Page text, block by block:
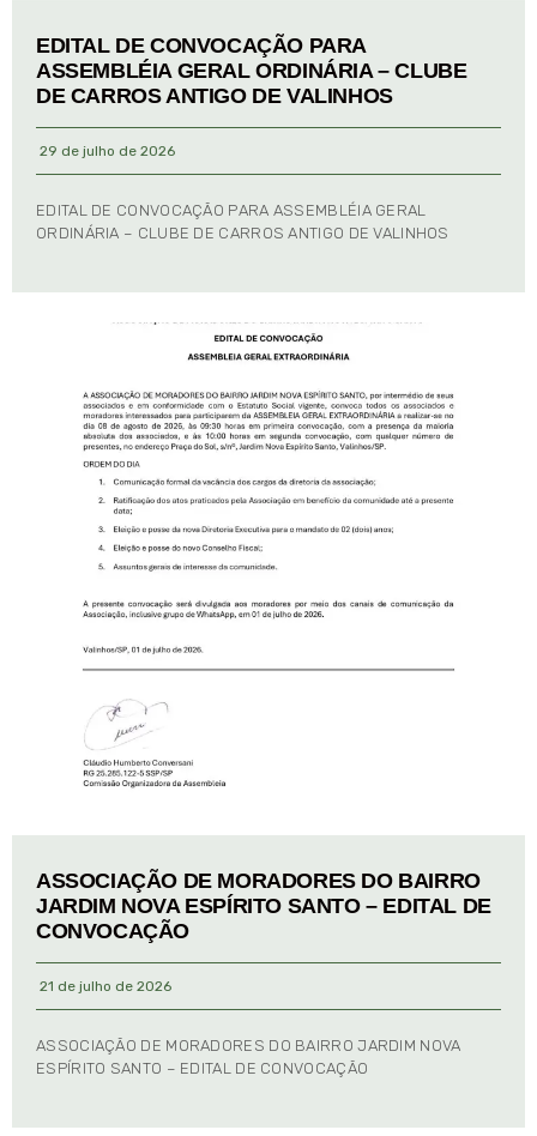
EDITAL DE CONVOCAÇÃO PARA
ASSEMBLÉIA GERAL ORDINÁRIA – CLUBE
DE CARROS ANTIGO DE VALINHOS
29 de julho de 2026
EDITAL DE CONVOCAÇÃO PARA ASSEMBLÉIA GERAL
ORDINÁRIA – CLUBE DE CARROS ANTIGO DE VALINHOS
ASSOCIAÇÃO DE MORADORES DO BAIRRO
JARDIM NOVA ESPÍRITO SANTO – EDITAL DE
CONVOCAÇÃO
21 de julho de 2026
ASSOCIAÇÃO DE MORADORES DO BAIRRO JARDIM NOVA
ESPÍRITO SANTO – EDITAL DE CONVOCAÇÃO